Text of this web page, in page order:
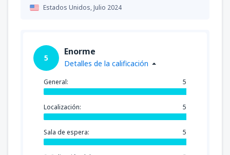
Estados Unidos,Julio 2024
5
Enorme
Detalles de la calificación
General: 5
Localización: 5
Sala de espera: 5